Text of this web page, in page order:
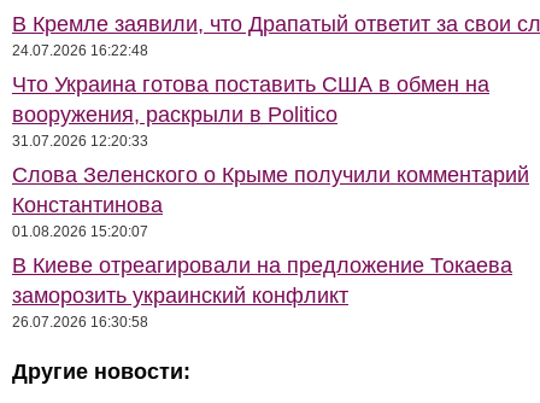
В Кремле заявили, что Драпатый ответит за свои
24.07.2026 16:22:48
Что Украина готова поставить США в обмен на
вооружения, раскрыли в Politico
31.07.2026 12:20:33
Слова Зеленского о Крыме получили комментарий
Константинова
01.08.2026 15:20:07
В Киеве отреагировали на предложение Токаева
заморозить украинский конфликт
26.07.2026 16:30:58
Другие новости: